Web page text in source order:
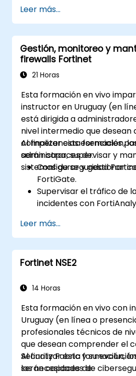
FortiGate e
avanzadas de seguridad.
Desplegar y gestionar
avanzadas de seguridad
antivirus, filtrado web y
amenazas.
analizar registros y
para auditoría y
Leer más...
Gestión, monitoreo y
firewalls Fortinet
21 Horas
Esta formación en vivo
instructor en Uruguay (en
está dirigida a
nivel intermedio que desean
competencias esenciales
administrar, supervisar y
sistemas de seguridad
Al finalizar esta formación,
serán capaces de:
Configurar y gestionar
FortiGate.
Supervisar el tráfico de
incidentes con
a través de FortiManager.
Aplicar estrategias de
preventivo y
red.
Leer más...
Fortinet NSE2
14 Horas
Esta formación en vivo con
Uruguay (en línea o
profesionales técnicos de
que desean comprender el
Security Fabric y su
las necesidades de
Al finalizar esta formación,
serán capaces de: